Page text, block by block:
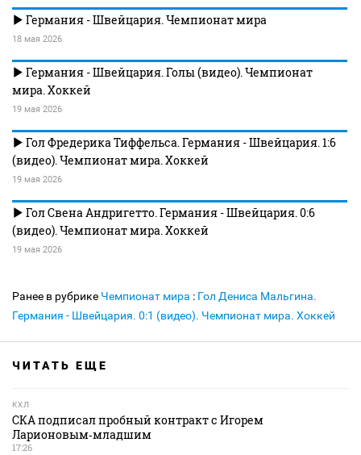
Германия - Швейцария. Чемпионат мира
18 мая 2026
Германия - Швейцария. Голы (видео). Чемпионат
мира. Хоккей
19 мая 2026
Гол Фредерика Тиффельса. Германия - Швейцария. 1:6
(видео). Чемпионат мира. Хоккей
19 мая 2026
Гол Свена Андригетто. Германия - Швейцария. 0:6
(видео). Чемпионат мира. Хоккей
19 мая 2026
Ранее в рубрике Чемпионат мира : Гол Дениса Мальгина.
Германия - Швейцария. 0:1 (видео). Чемпионат мира. Хоккей
ЧИТАТЬ ЕЩЕ
КХЛ
СКА подписал пробный контракт с Игорем
Ларионовым‑младшим
17:26